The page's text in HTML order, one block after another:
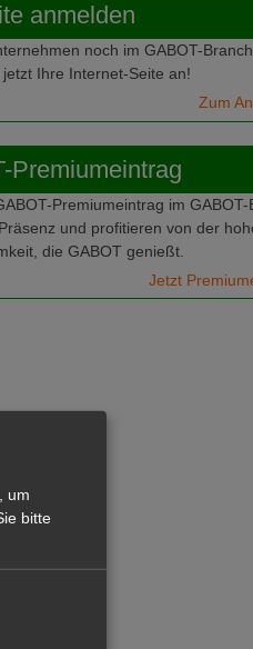
anmelden
noch im GABOT-
Ihre Internet-Seite an!
Zum
Premiumeintrag
Premiumeintrag im
und profitieren von der
die GABOT genießt.
Jetzt
um
bitte